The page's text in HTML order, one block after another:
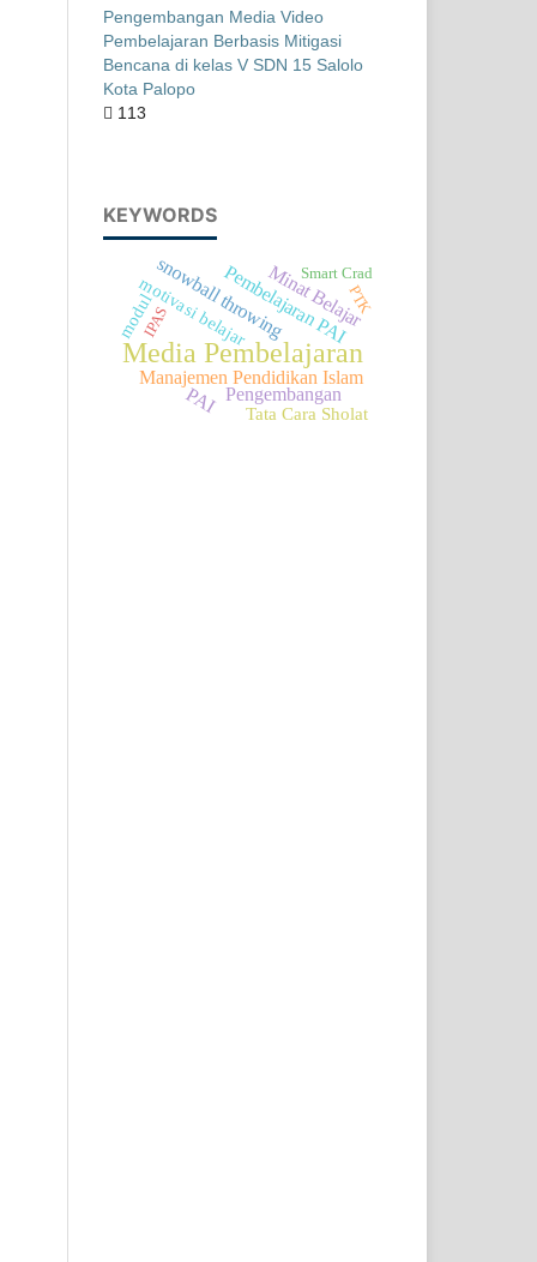
Pengembangan Media Video
Pembelajaran Berbasis Mitigasi
Bencana di kelas V SDN 15 Salolo
Kota Palopo
113
KEYWORDS
Media Pembelajaran
Pembelajaran PAI
Manajemen Pendidikan Islam
Pengembangan
PAI
snowball throwingMinat Belajar
motivasi belajar
Tata Cara Sholat
modul
Smart Crad
PTK
IPAS